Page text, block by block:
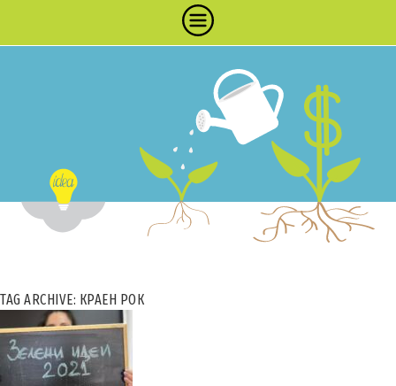
TAG ARCHIVE: КРАЕН РОК